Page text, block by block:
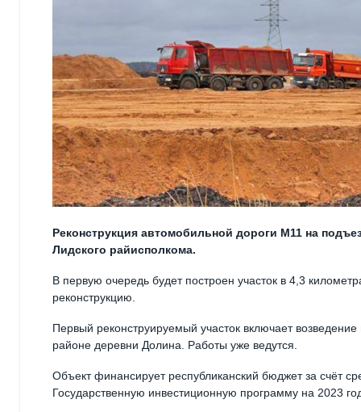
Реконструкция автомобильной дороги М11 на
Лидского райисполкома.
В первую очередь будет построен участок в 4,3
реконструкцию.
Первый реконструируемый участок включает
районе деревни Долина. Работы уже ведутся.
Объект финансирует республиканский бюджет за счёт
Государственную инвестиционную программу на 2023